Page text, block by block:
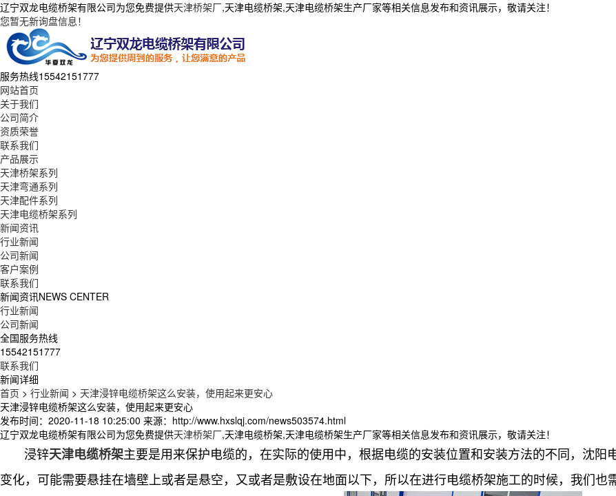
辽宁双龙电缆桥架有限公司为您免费提供天津桥架厂,天津电缆桥架,天津电缆桥架生产厂家等相关信息发布和资讯展示，敬请关注！
您暂无新询盘信息！
服务热线15542151777
网站首页
关于我们
公司简介
资质荣誉
联系我们
产品展示
天津桥架系列
天津弯通系列
天津配件系列
天津电缆桥架系列
新闻资讯
行业新闻
公司新闻
客户案例
联系我们
新闻资讯NEWS CENTER
行业新闻
公司新闻
全国服务热线
15542151777
联系我们
新闻详细
首页 > 行业新闻 > 天津浸锌电缆桥架这么安装，使用起来更安心
天津浸锌电缆桥架这么安装，使用起来更安心
发布时间：2020-11-18 10:25:00 来源：http://www.hxslqj.com/news503574.html
辽宁双龙电缆桥架有限公司为您免费提供天津桥架厂,天津电缆桥架,天津电缆桥架生产厂家等相关信息发布和资讯展示，敬请关注！
浸锌天津电缆桥架主要是用来保护电缆的，在实际的使用中，根据电缆的安装位置和安装方法的不同，沈阳
变化，可能需要悬挂在墙壁上或者是悬空，又或者是敷设在地面以下，所以在进行电缆桥架施工的时候，我们也